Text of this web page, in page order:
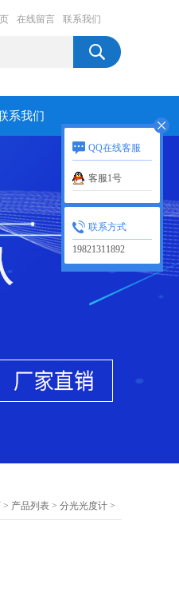
在线留言 联系我们
系我们
> 产品列表 > 分光光度计 >
QQ在线客服
客服1号
联系方式
19821311892